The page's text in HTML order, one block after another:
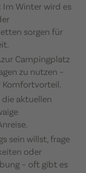
Im Winter wird es
sorgen für
Campingplatz
zu nutzen –
aktuellen
sein willst, frage
oder
– oft gibt es